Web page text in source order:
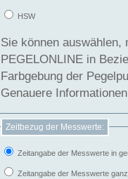
HSW
Sie können
PEGELONLINE in Beziehung
Farbgebung der
Genauere
Zeitbezug der Messwerte:
Zeitangabe der Messwerte in
Zeitangabe der Messwerte